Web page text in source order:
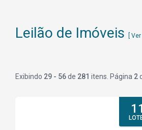
Leilão de Imóveis [
Exibindo 29 - 56de 281 itens. Página 2
11